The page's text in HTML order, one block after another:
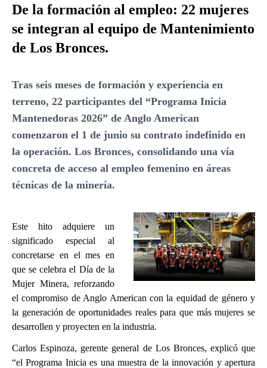
De la formación al empleo: 22 mujeres
se integran al equipo de Mantenimiento
de Los Bronces.
Tras seis meses de formación y experiencia en
terreno, 22 participantes del “Programa Inicia
Mantenedoras 2026” de Anglo American
comenzaron el 1 de junio su contrato indefinido en
la operación. Los Bronces, consolidando una vía
concreta de acceso al empleo femenino en áreas
técnicas de la minería.
Este hito adquiere un
significado especial al
concretarse en el mes en
que se celebra el Día de la
Mujer Minera, reforzando
el compromiso de Anglo American con la equidad de género y
la generación de oportunidades reales para que más mujeres se
desarrollen y proyecten en la industria.
Carlos Espinoza, gerente general de Los Bronces, explicó que
“el Programa Inicia es una muestra de la innovación y apertura